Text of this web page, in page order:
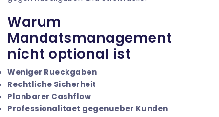
Warum
Mandatsmanagement
nicht optional ist
Weniger Rueckgaben
Rechtliche Sicherheit
Planbarer Cashflow
Professionalitaet gegenueber Kunden